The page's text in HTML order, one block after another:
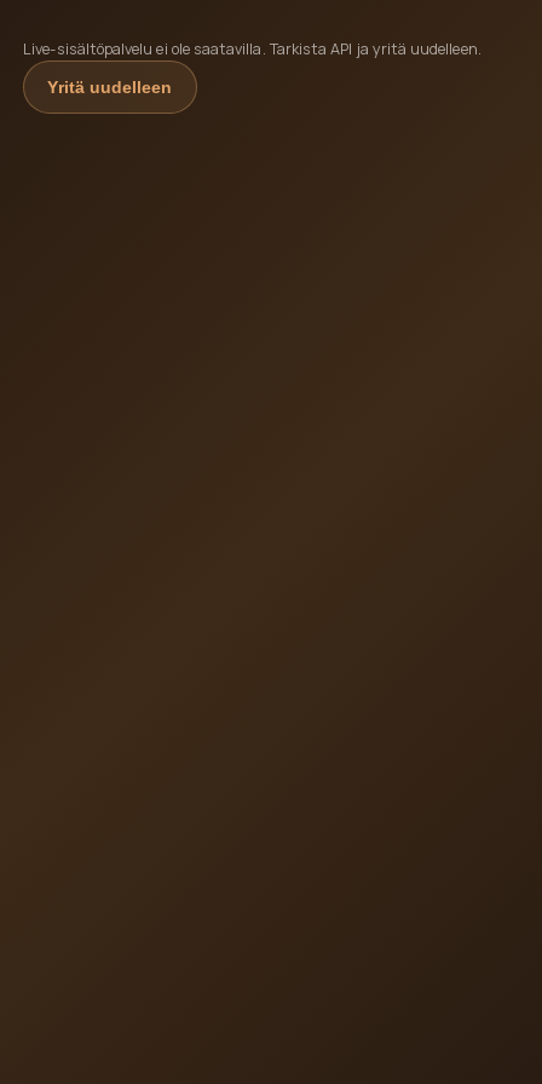
Live-sisältöpalvelu ei ole saatavilla. Tarkista API ja yritä uudelleen.
Yritä uudelleen